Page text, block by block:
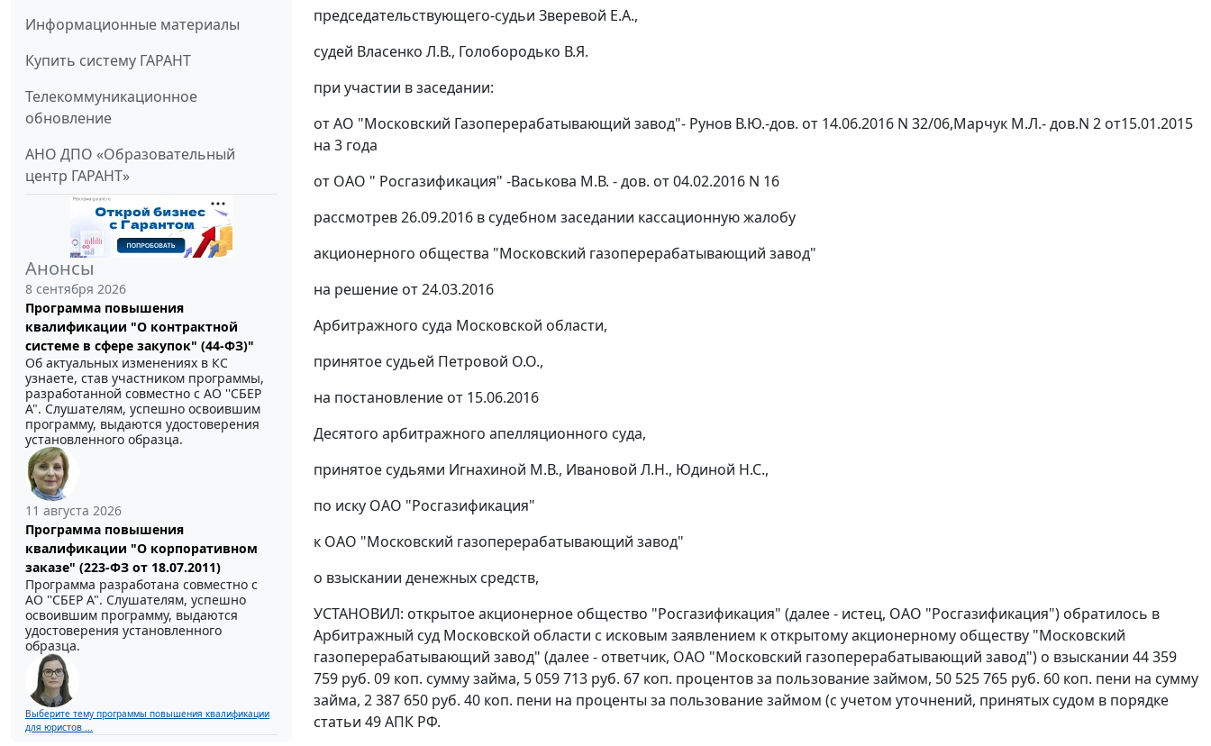
Информационные материалы
Купить систему ГАРАНТ
Телекоммуникационное
обновление
АНО ДПО «Образовательный
центр ГАРАНТ»
Анонсы
8 сентября 2026
Программа повышения
квалификации "О контрактной
системе в сфере закупок" (44-ФЗ)"
Об актуальных изменениях в КС
узнаете, став участником программы,
разработанной совместно с АО ''СБЕР
А". Слушателям, успешно освоившим
программу, выдаются удостоверения
установленного образца.
11 августа 2026
Программа повышения
квалификации "О корпоративном
заказе" (223-ФЗ от 18.07.2011)
Программа разработана совместно с
АО ''СБЕР А". Слушателям, успешно
освоившим программу, выдаются
удостоверения установленного
образца.
Выберите тему программы повышения квалификации
для юристов ...
председательствующего-судьи Зверевой Е.А.,
судей Власенко Л.В., Голобородько В.Я.
при участии в заседании:
от АО "Московский Газоперерабатывающий завод"- Рунов В.Ю.-дов. от 14.06.2016 N 32/06,Марчук М.Л.- дов.N 2 от15.01.2015
на 3 года
от ОАО " Росгазификация" -Васькова М.В. - дов. от 04.02.2016 N 16
рассмотрев 26.09.2016 в судебном заседании кассационную жалобу
акционерного общества "Московский газоперерабатывающий завод"
на решение от 24.03.2016
Арбитражного суда Московской области,
принятое судьей Петровой О.О.,
на постановление от 15.06.2016
Десятого арбитражного апелляционного суда,
принятое судьями Игнахиной М.В., Ивановой Л.Н., Юдиной Н.С.,
по иску ОАО "Росгазификация"
к ОАО "Московский газоперерабатывающий завод"
о взыскании денежных средств,
УСТАНОВИЛ: открытое акционерное общество "Росгазификация" (далее - истец, ОАО "Росгазификация") обратилось в
Арбитражный суд Московской области с исковым заявлением к открытому акционерному обществу "Московский
газоперерабатывающий завод" (далее - ответчик, ОАО "Московский газоперерабатывающий завод") о взыскании 44 359
759 руб. 09 коп. сумму займа, 5 059 713 руб. 67 коп. процентов за пользование займом, 50 525 765 руб. 60 коп. пени на сумму
займа, 2 387 650 руб. 40 коп. пени на проценты за пользование займом (с учетом уточнений, принятых судом в порядке
статьи 49 АПК РФ.